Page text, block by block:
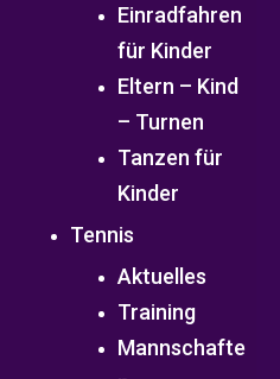
Einradfahren
für Kinder
Eltern – Kind
– Turnen
Tanzen für
Kinder
Tennis
Aktuelles
Training
Mannschafte